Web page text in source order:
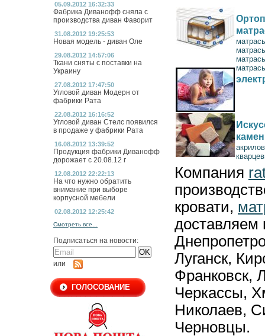
05.09.2012 16:32:33
Фабрика Диванофф сняла с
производства диван Фаворит
31.08.2012 19:25:53
Новая модель - диван Оле
29.08.2012 14:57:06
Ткани сняты с поставки на
Украину
27.08.2012 17:47:50
Угловой диван Модерн от
фабрики Рата
22.08.2012 16:16:52
Угловой диван Стелс появился
в продаже у фабрики Рата
16.08.2012 13:39:52
Продукция фабрики Диванофф
дорожает с 20.08.12 г
12.08.2012 22:22:13
На что нужно обратить
внимание при выборе
корпусной мебели
02.08.2012 12:25:42
Смотреть все...
Подписаться на новости:
или
ГОЛОСОВАНИЕ
Компания
кровати,
доставляем
Луганск,
Франковск,
Черкассы,
Николаев,
Черновцы.